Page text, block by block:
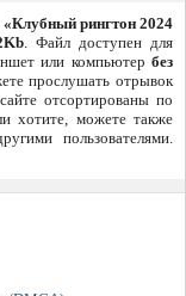
«Клубный рингтон 2024
. Файл доступен для
или компьютер без
прослушать отрывок
отсортированы по
хотите, можете также
пользователями.